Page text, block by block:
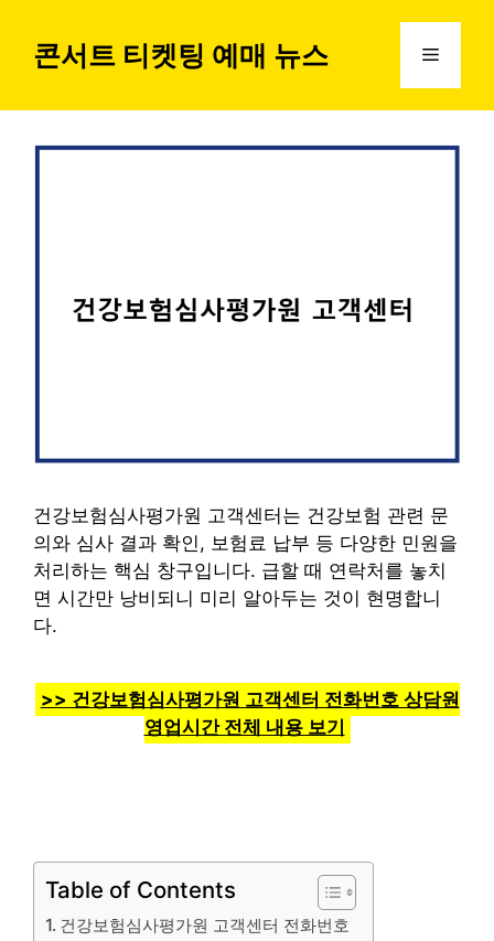
콘서트 티켓팅 예매 뉴스 메
건강보험심사평가원 고객센터는 건강보험 관련 문
의와 심사 결과 확인, 보험료 납부 등 다양한 민원을
처리하는 핵심 창구입니다. 급할 때 연락처를 놓치
면 시간만 낭비되니 미리 알아두는 것이 현명합니
다.
>> 건강보험심사평가원 고객센터 전화번호 상담원
영업시간 전체 내용 보기
Table of Contents
건강보험심사평가원 고객센터 전화번호